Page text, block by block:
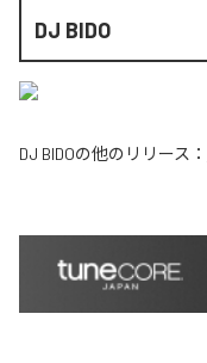
DJ BIDO
DJ BIDOの他のリリース：